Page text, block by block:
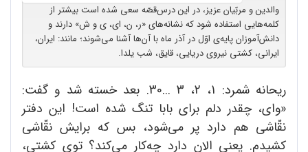
والدین و مربّیان عزیز، در این درس‌قصّه سعی شده است بیشتر از
کلمه‌هایی استفاده شود که نشانه‌های «ر، ن، ای، ی و ش» دارند و
دانش‌آموزان پایه‌ی اوّل در آذر ماه با آن‌ها آشنا می‌شوند؛ مانند: ایران،
ایرانی، کشتی نیروی دریایی، قایق، شب یلدا.
ریحانه شمرد: 1، 2، 3 ...30. بعد خسته شد و گفت:
«وای، چقدر دلم برای بابا تنگ شده است! این دفتر
نقّاشی هم دارد پر می‌شود، بس که برایش نقّاشی
کشیدم. یعنی الان دارد چه‌کار می‌کند؟ توی کشتی،